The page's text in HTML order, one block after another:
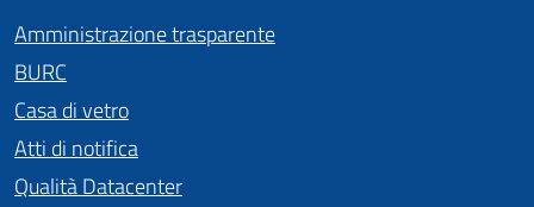
Amministrazione trasparente
BURC
Casa di vetro
Atti di notifica
Qualità Datacenter